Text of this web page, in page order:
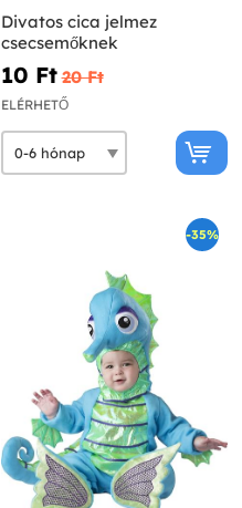
Divatos cica jelmez
csecsemőknek
10 Ft‎ 20 Ft‎
ELÉRHETŐ
-35%